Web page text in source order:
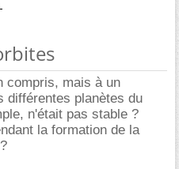
compris, mais à un
différentes planètes du
n'était pas stable ?
la formation de la